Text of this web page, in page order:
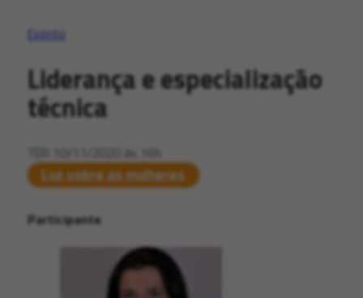
Evento
Liderança e especialização
técnica
TER 10/11/2020 às 16h
Luz sobre as mulheres
Participante